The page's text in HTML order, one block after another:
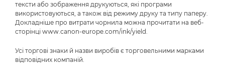
тексти або зображення друкуються, які програми
використовуються, а також від режиму друку та типу паперу.
Докладніше про витрати чорнила можна прочитати на веб-
сторінці www.canon-europe.com/ink/yield.
Усі торгові знаки й назви виробів є торговельними марками
відповідних компаній.